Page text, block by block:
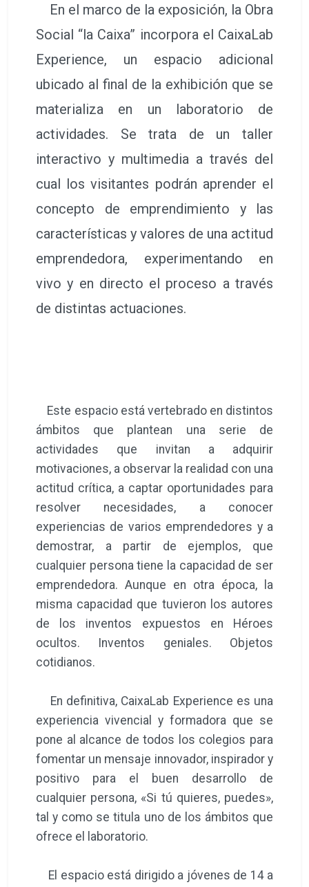
En el marco de la exposición, la Obra
Social “la Caixa” incorpora el CaixaLab
Experience, un espacio adicional
ubicado al final de la exhibición que se
materializa en un laboratorio de
actividades. Se trata de un taller
interactivo y multimedia a través del
cual los visitantes podrán aprender el
concepto de emprendimiento y las
características y valores de una actitud
emprendedora, experimentando en
vivo y en directo el proceso a través
de distintas actuaciones.
Este espacio está vertebrado en distintos
ámbitos que plantean una serie de
actividades que invitan a adquirir
motivaciones, a observar la realidad con una
actitud crítica, a captar oportunidades para
resolver necesidades, a conocer
experiencias de varios emprendedores y a
demostrar, a partir de ejemplos, que
cualquier persona tiene la capacidad de ser
emprendedora. Aunque en otra época, la
misma capacidad que tuvieron los autores
de los inventos expuestos en Héroes
ocultos. Inventos geniales. Objetos
cotidianos.
En definitiva, CaixaLab Experience es una
experiencia vivencial y formadora que se
pone al alcance de todos los colegios para
fomentar un mensaje innovador, inspirador y
positivo para el buen desarrollo de
cualquier persona, «Si tú quieres, puedes»,
tal y como se titula uno de los ámbitos que
ofrece el laboratorio.
El espacio está dirigido a jóvenes de 14 a